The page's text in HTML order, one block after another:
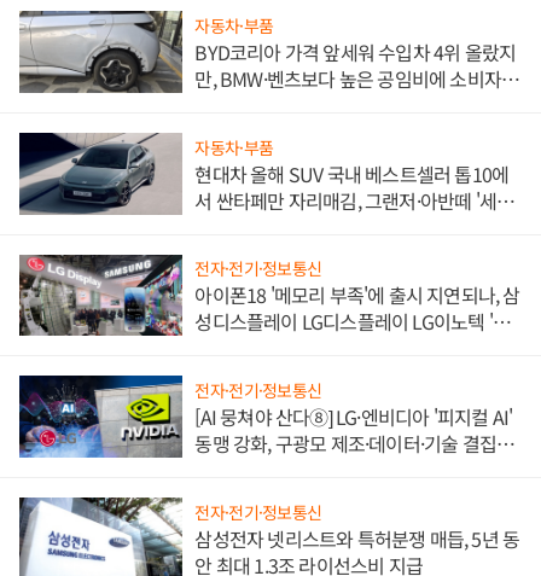
자동차·부품
BYD코리아 가격 앞세워 수입차 4위 올랐지
만, BMW·벤츠보다 높은 공임비에 소비자
자동차·부품
현대차 올해 SUV 국내 베스트셀러 톱10에
서 싼타페만 자리매김, 그랜저·아반떼 '세단
전자·전기·정보통신
아이폰18 '메모리 부족'에 출시 지연되나, 삼
성디스플레이 LG디스플레이 LG이노텍 '탈
전자·전기·정보통신
[AI 뭉쳐야 산다⑧] LG·엔비디아 '피지컬 AI'
동맹 강화, 구광모 제조·데이터·기술 결집
전자·전기·정보통신
삼성전자 넷리스트와 특허분쟁 매듭, 5년 동
안 최대 1.3조 라이선스비 지급